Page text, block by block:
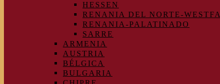
HESSEN
RENANIA DEL NORTE-
RENANIA-PALATINADO
SARRE
ARMENIA
AUSTRIA
BÉLGICA
BULGARIA